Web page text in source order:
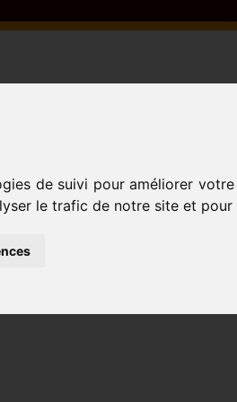
de suivi pour améliorer
le trafic de notre site et